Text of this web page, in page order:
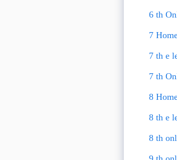
6 th
7
7 th e
7 th
8
8 th e
8 th